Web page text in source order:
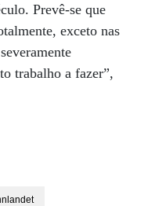
Prevê-se que
exceto nas
trabalho a fazer”,